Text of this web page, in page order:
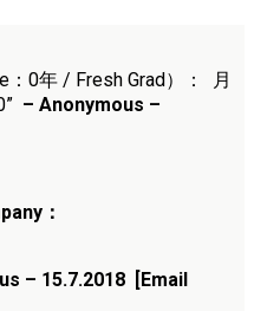
：0年 / Fresh Grad）
： 月
– Anonymous –
：
– 15.7.2018 [Email